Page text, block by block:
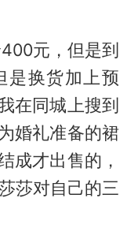
元，但是到
是换货加上预
在同城上搜到
婚礼准备的裙
成才出售的，
莎对自己的三